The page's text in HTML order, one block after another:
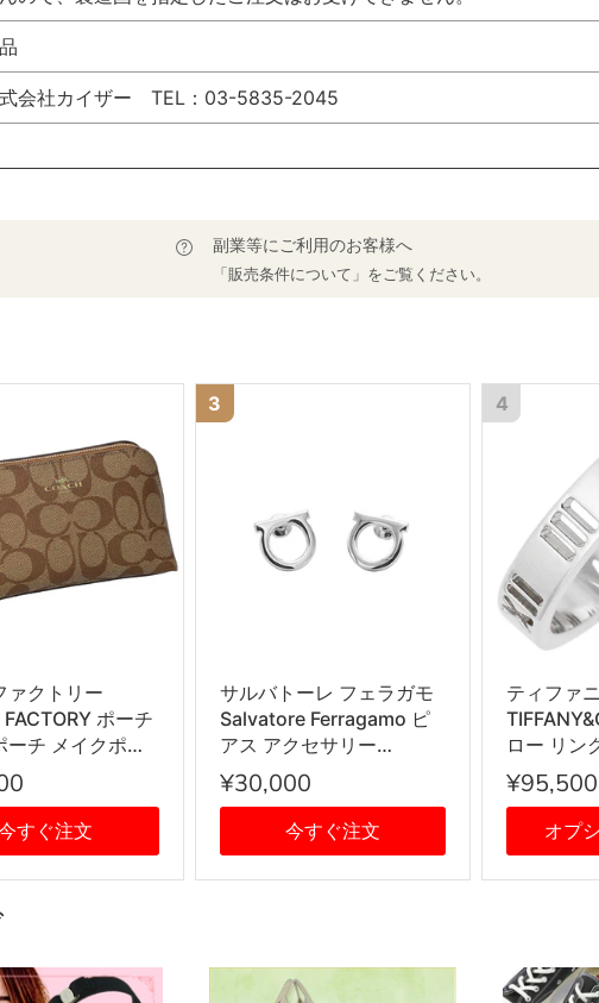
会社カイザー TEL：03-5835-2045
副業等にご利用のお客様へ
「販売条件について」をご覧ください。
ァクトリー
ポーチ
ーチ メイクポー
IMBDX レディ
ウン系
すぐ注文
3
サルバトーレ フェラガモ
Salvatore Ferragamo ピ
アス アクセサリー
760119 696430 STUD
GANCIO DIA12 ガンチー
ニ PALLADIOLUC シルバ
ー
¥30,000
今すぐ注文
4
ティファ
ロー リン
輪
¥95,500
オプ